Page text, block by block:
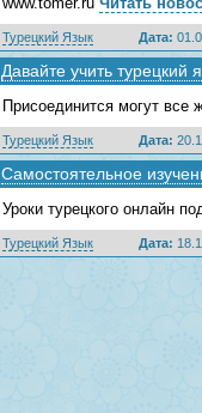
Турецкий Язык Дата:
Давайте учить турецкий
Присоединится могут
Турецкий Язык Дата:
Самостоятельное
Уроки турецкого онлайн
Турецкий Язык Дата: